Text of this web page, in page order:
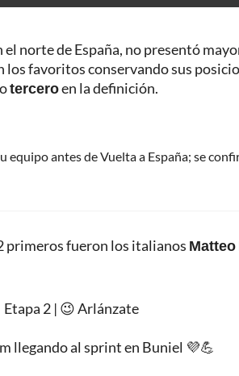
el norte de España, no presentó
los favoritos conservando sus
terceroen la definición.
equipo antes de Vuelta a España; se
primeros fueron los italianos
Etapa 2 | 😉 Arlánzate
llegando al sprint en Buniel 💜💪